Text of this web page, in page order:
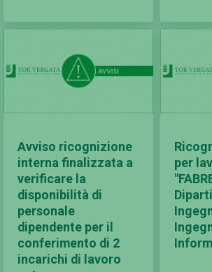
Avviso ricognizione
interna finalizzata a
verificare la
disponibilità di
personale
dipendente per il
conferimento di 2
incarichi di lavoro
per